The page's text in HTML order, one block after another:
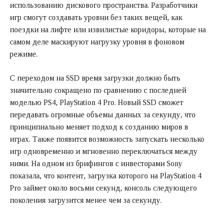
использованию дискового пространства. Разработчики
игр смогут создавать уровни без таких вещей, как
поездки на лифте или извилистые коридоры, которые на
самом деле маскируют нагрузку уровня в фоновом
режиме.
С переходом на SSD время загрузки должно быть
значительно сокращено по сравнению с последней
моделью PS4, PlayStation 4 Pro. Новый SSD сможет
передавать огромные объемы данных за секунду, что
принципиально меняет подход к созданию миров в
играх. Также появится возможность запускать несколько
игр одновременно и мгновенно переключаться между
ними. На одном из брифингов с инвесторами Sony
показала, что контент, загрузка которого на PlayStation 4
Pro займет около восьми секунд, консоль следующего
поколения загрузится менее чем за секунду.